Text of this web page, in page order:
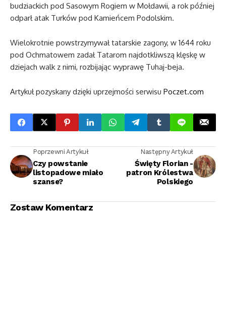
budziackich pod Sasowym Rogiem w Mołdawii, a rok później
odparł atak Turków pod Kamieńcem Podolskim.
Wielokrotnie powstrzymywał tatarskie zagony, w 1644 roku
pod Ochmatowem zadał Tatarom najdotkliwszą klęskę w
dziejach walk z nimi, rozbijając wyprawę Tuhaj-beja.
Artykuł pozyskany dzięki uprzejmości serwisu Poczet.com
Poprzewni Artykuł
Czy powstanie
listopadowe miało
szanse?
Następny Artykuł
Święty Florian -
patron Królestwa
Polskiego
Zostaw Komentarz